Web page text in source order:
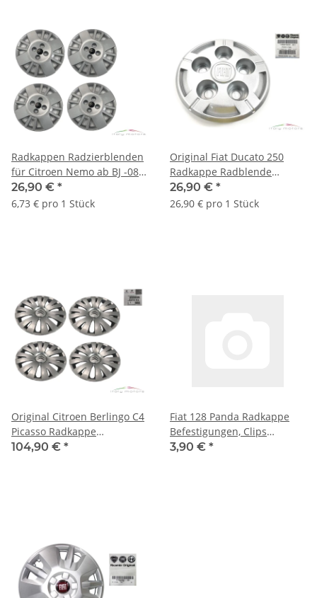
Radkappen Radzierblenden
für Citroen Nemo ab BJ -08
14 Zoll Set 5416.Q1
26,90 € *
6,73 € pro 1 Stück
Original Fiat Ducato 250
Radkappe Radblende
Radzierblende 5x118 15´´
1358875080
26,90 € *
26,90 € pro 1 Stück
Original Citroen Berlingo C4
Picasso Radkappe
Radblende 15 Zoll Set 4 St.
104,90 € *
Fiat 128 Panda Radkappe
Befestigungen, Clips
4378335
3,90 € *